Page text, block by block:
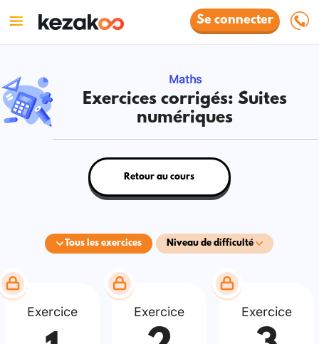
Se connecter
Maths
Exercices corrigés: Suites
numériques
Tous les exercices Niveau de difficulté
Retour au cours
Exercice Exercice Exercice